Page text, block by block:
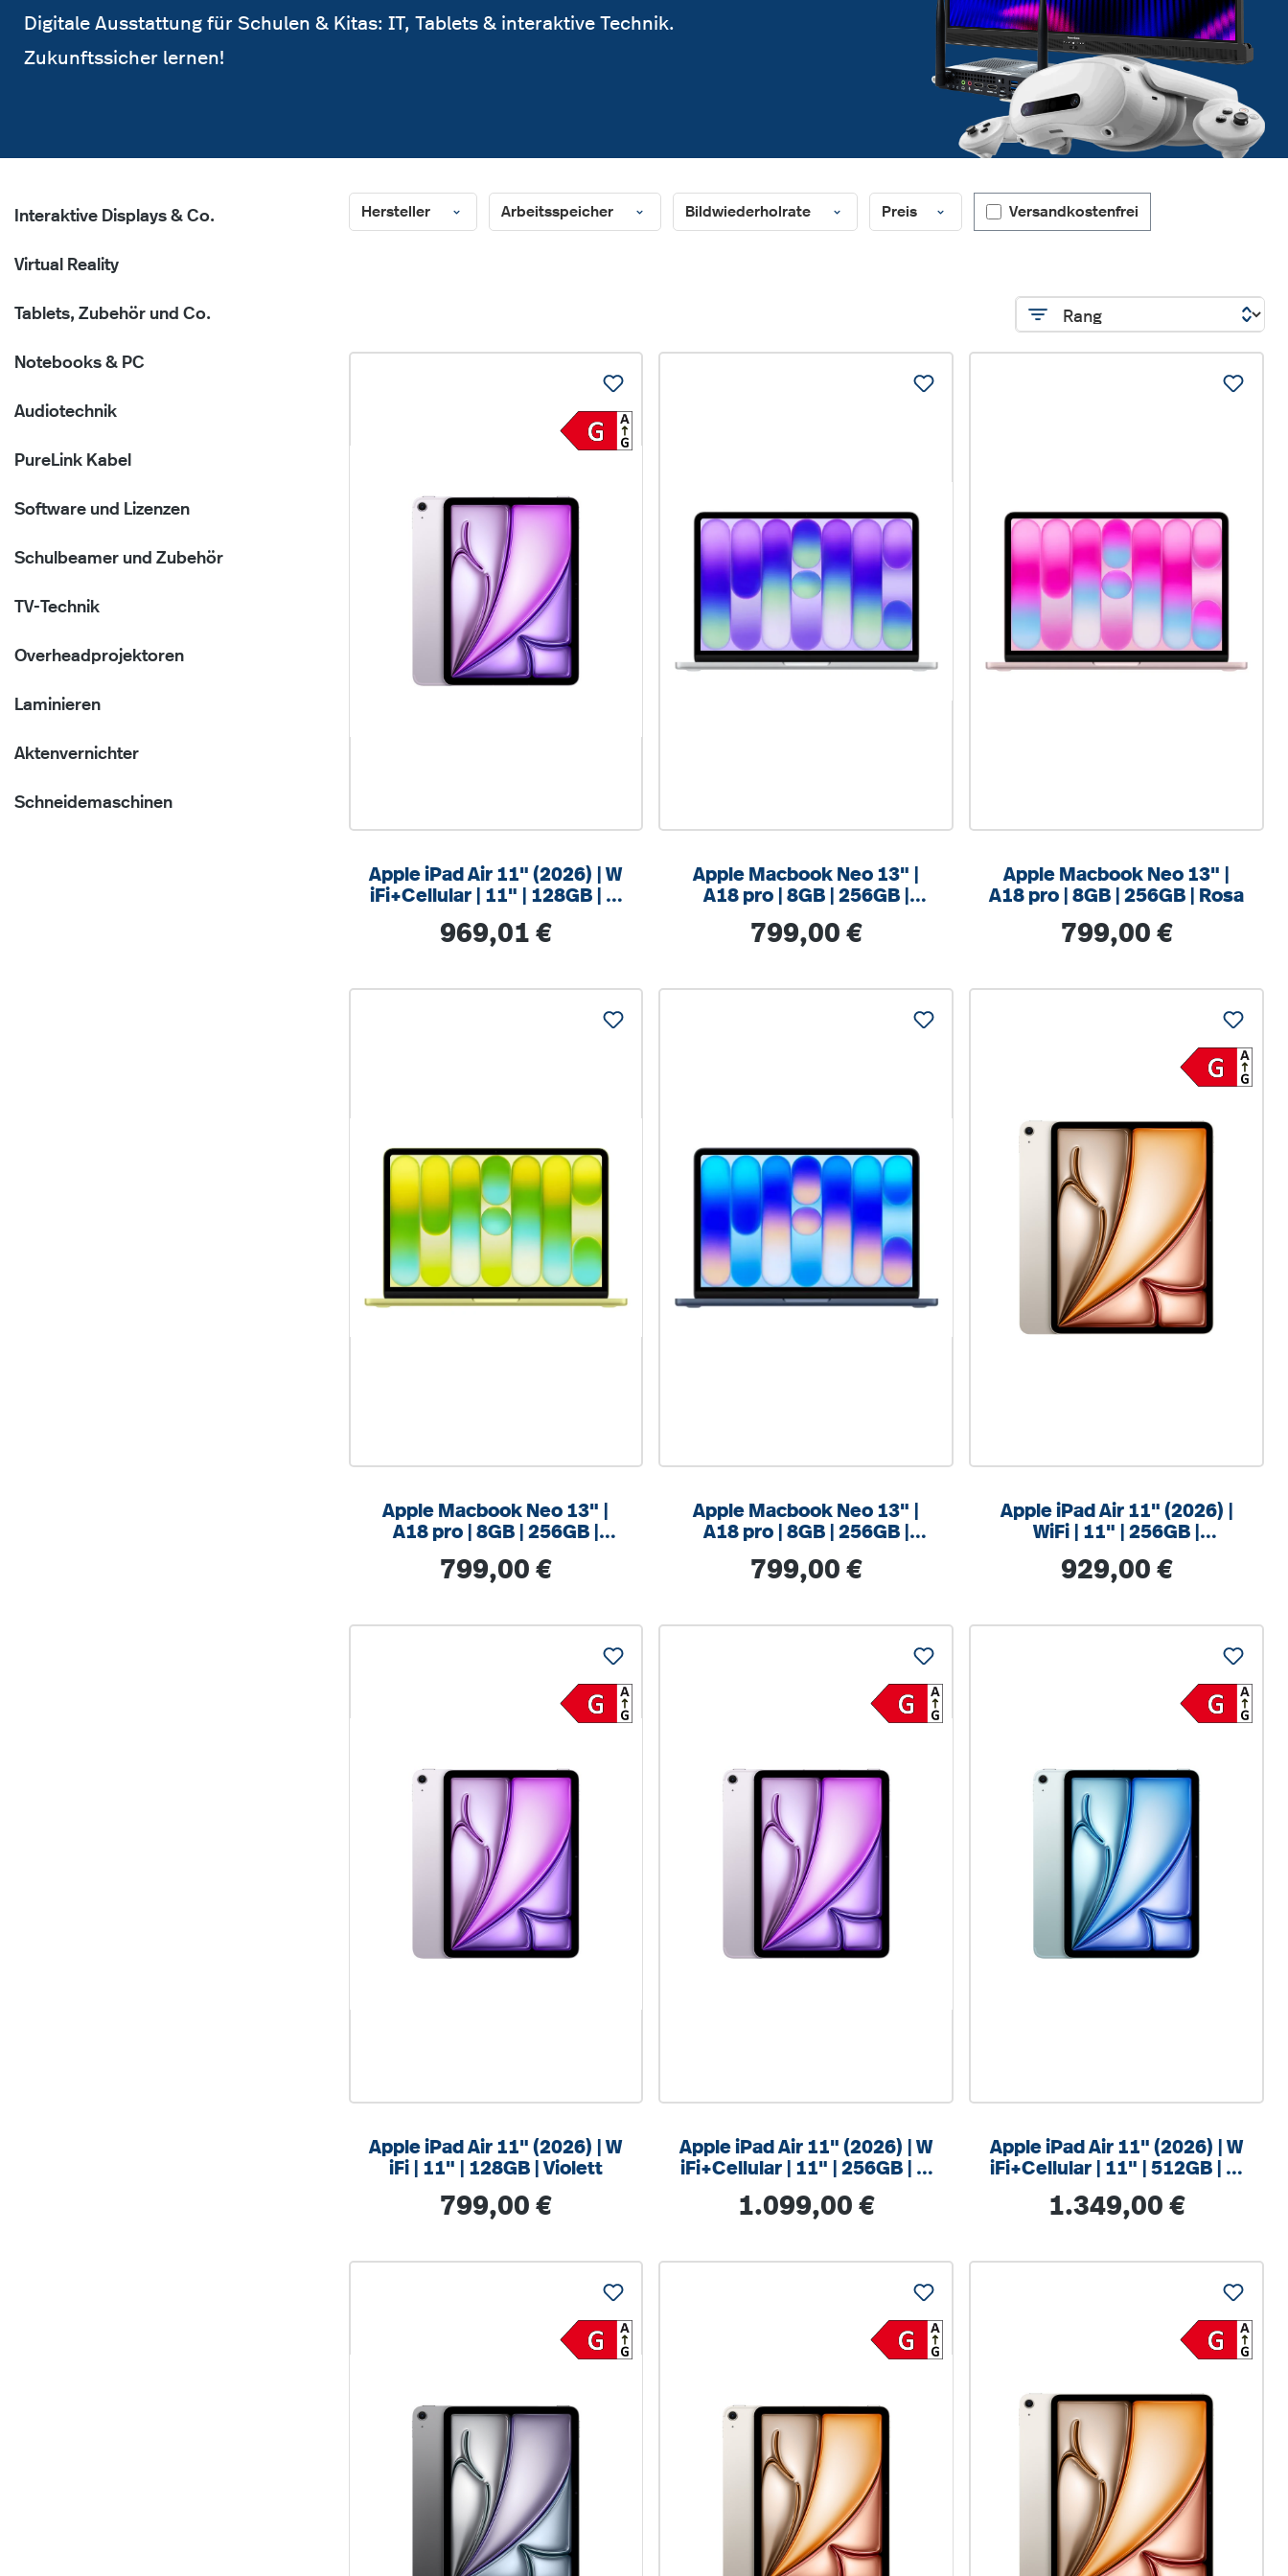
Digitale Ausstattung für Schulen & Kitas: IT, Tablets & interaktive Technik.
Zukunftssicher lernen!
Interaktive Displays & Co.
Virtual Reality
Tablets, Zubehör und Co.
Notebooks & PC
Audiotechnik
PureLink Kabel
Software und Lizenzen
Schulbeamer und Zubehör
TV-Technik
Overheadprojektoren
Laminieren
Aktenvernichter
Schneidemaschinen
Hersteller Arbeitsspeicher Bildwiederholrate Preis Filter hinzufügen: Versandkostenfrei
Versandkostenfrei
Apple iPad Air 11" (2026) | W
iFi+Cellular | 11" | 128GB | Vi
Regulärer Preis:
969,01 €
Apple Macbook Neo 13" |
A18 pro | 8GB | 256GB |
Regulärer Preis:
799,00 €
Apple Macbook Neo 13" |
A18 pro | 8GB | 256GB | Rosa
Regulärer Preis:
799,00 €
Apple Macbook Neo 13" |
A18 pro | 8GB | 256GB |
Regulärer Preis:
799,00 €
Apple Macbook Neo 13" |
A18 pro | 8GB | 256GB |
Regulärer Preis:
799,00 €
Apple iPad Air 11" (2026) |
WiFi | 11" | 256GB |
Regulärer Preis:
929,00 €
Apple iPad Air 11" (2026) | W
iFi | 11" | 128GB | Violett
Regulärer Preis:
799,00 €
Apple iPad Air 11" (2026) | W
iFi+Cellular | 11" | 256GB | Vi
Regulärer Preis:
1.099,00 €
Apple iPad Air 11" (2026) | W
iFi+Cellular | 11" | 512GB | Bl
Regulärer Preis:
1.349,00 €